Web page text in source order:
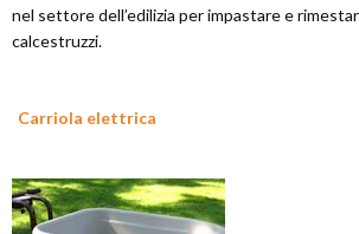
nel settore dell’edilizia per impastare e
calcestruzzi.
Carriola elettrica